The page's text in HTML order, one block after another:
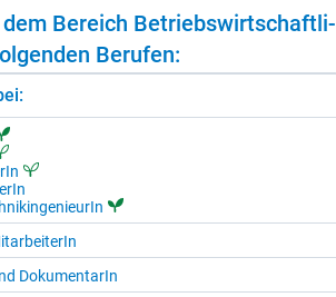
Be­reich Be­triebs­wirt­schaft­li­
Be­ru­fen:
Do­ku­men­ta­rIn